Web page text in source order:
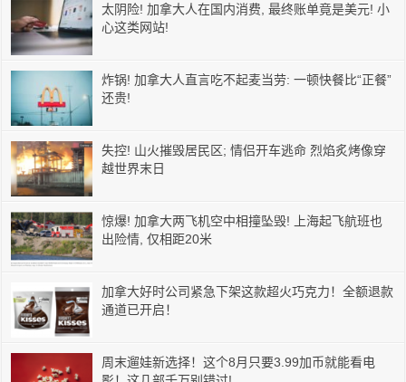
太阴险! 加拿大人在国内消费, 最终账单竟是美元! 小
心这类网站!
炸锅! 加拿大人直言吃不起麦当劳: 一顿快餐比“正餐”
还贵!
失控! 山火摧毁居民区; 情侣开车逃命 烈焰炙烤像穿
越世界末日
惊爆! 加拿大两飞机空中相撞坠毁! 上海起飞航班也
出险情, 仅相距20米
加拿大好时公司紧急下架这款超火巧克力！全额退款
通道已开启！
周末遛娃新选择！这个8月只要3.99加币就能看电